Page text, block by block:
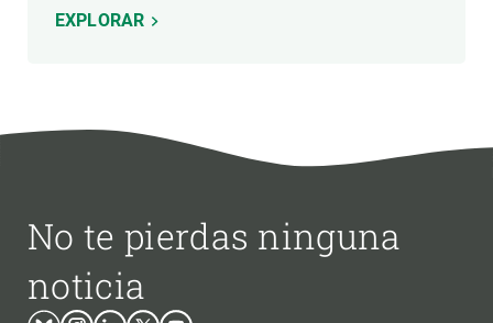
EXPLORAR
No te pierdas ninguna
noticia
BlueskyInstagram
LinkedinTwitterYoutube